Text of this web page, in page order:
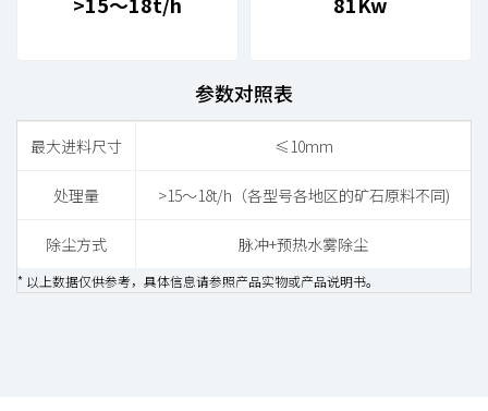
参数对照表
最大进料尺寸 ≤10mm
处理量 >15～18t/h（各型号各地区的矿石原料不同)
除尘方式 脉冲+预热水雾除尘
* 以上数据仅供参考，具体信息请参照产品实物或产品说明书。